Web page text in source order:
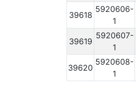
39618
5920606-
1
39619
5920607-
1
39620
5920608-
1